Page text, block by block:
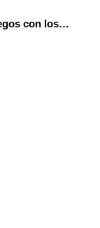
Programa con Scratch juegos con los partidos del mundial 2026 ganados por España